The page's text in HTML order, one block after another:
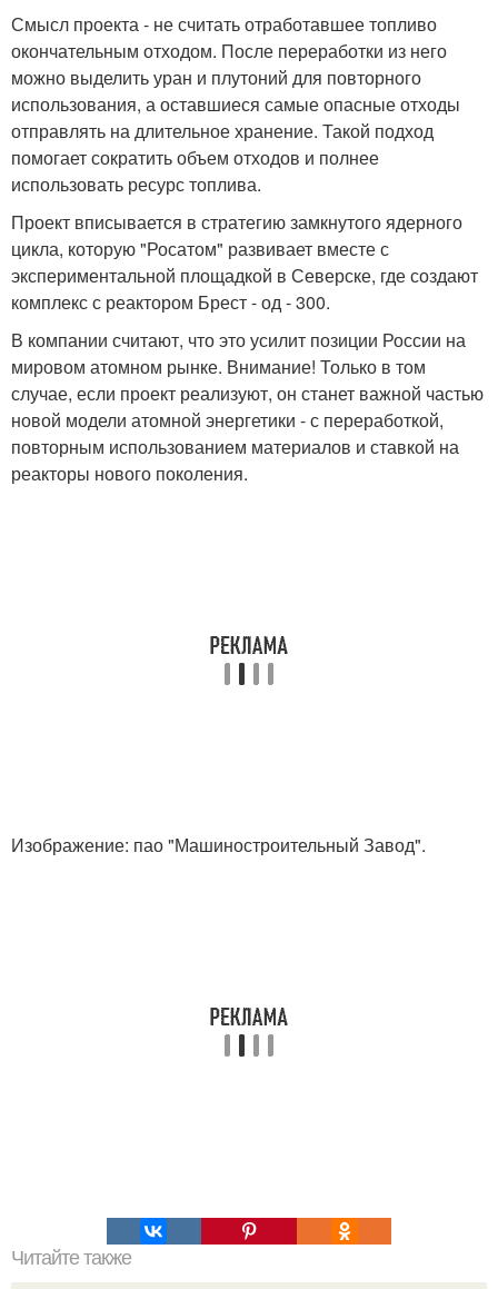
Смысл проекта - не считать отработавшее топливо
окончательным отходом. После переработки из него
можно выделить уран и плутоний для повторного
использования, а оставшиеся самые опасные отходы
отправлять на длительное хранение. Такой подход
помогает сократить объем отходов и полнее
использовать ресурс топлива.
Проект вписывается в стратегию замкнутого ядерного
цикла, которую "Росатом" развивает вместе с
экспериментальной площадкой в Северске, где создают
комплекс с реактором Брест - од - 300.
В компании считают, что это усилит позиции России на
мировом атомном рынке. Внимание! Только в том
случае, если проект реализуют, он станет важной частью
новой модели атомной энергетики - с переработкой,
повторным использованием материалов и ставкой на
реакторы нового поколения.
Изображение: пао "Машиностроительный Завод".
Читайте также